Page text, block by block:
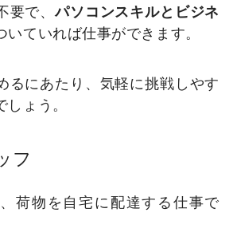
要で、パソコンスキルとビジネ
いていれば仕事ができます。
るにあたり、気軽に挑戦しやす
ょう。
フ
荷物を自宅に配達する仕事で